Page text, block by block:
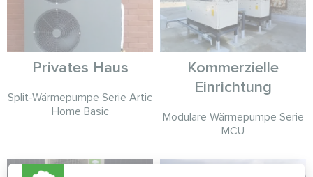
Privates Haus
Split-Wärmepumpe Serie Artic
Home Basic
Kommerzielle
Einrichtung
Modulare Wärmepumpe Serie
MCU